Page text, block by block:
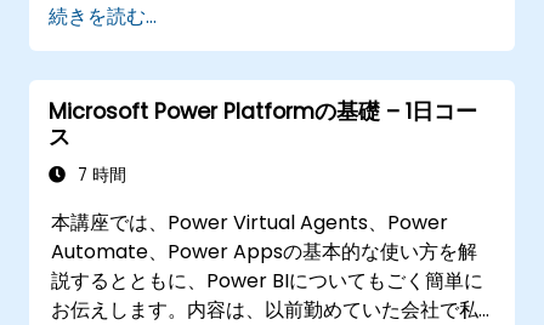
繰り返し作業を削減する
Power BIを利用してデータレポートやダッシ
ュボードを作成し、有益なビジネス分析情報
を得る
築し、一般的な顧客からの問い合わせや問題
続きを読む...
Microsoft Power Platformの基礎 – 1日コー
ス
7 時間
本講座では、Power Virtual Agents、Power
Automate、Power Appsの基本的な使い方を解
説するとともに、Power BIについてもごく簡単に
お伝えします。内容は、以前勤めていた会社で私